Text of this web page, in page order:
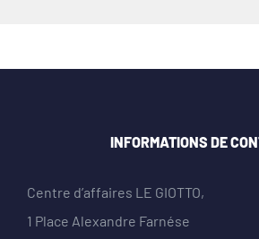
INFORMATIONS DE
Centre d’affaires LE GIOTTO,
1 Place Alexandre Farnése